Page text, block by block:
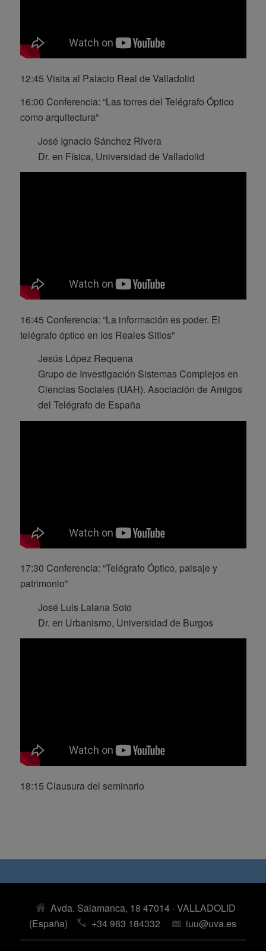
12:45 Visita al Palacio Real de Valladolid
16:00 Conferencia: “Las torres del Telégrafo Óptico
como arquitectura”
José Ignacio Sánchez Rivera
Dr. en Física, Universidad de Valladolid
16:45 Conferencia: “La información es poder. El
telégrafo óptico en los Reales Sitios”
Jesús López Requena
Grupo de Investigación Sistemas Complejos en
Ciencias Sociales (UAH). Asociación de Amigos
del Telégrafo de España
17:30 Conferencia: “Telégrafo Óptico, paisaje y
patrimonio”
José Luis Lalana Soto
Dr. en Urbanismo, Universidad de Burgos
18:15 Clausura del seminario
Avda. Salamanca, 18 47014 · VALLADOLID
(España)
+34 983 184332 iuu@uva.es